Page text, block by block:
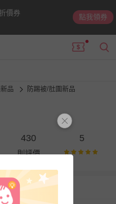
價券
點我領券
品 防踢被/肚圍新品
430
則評價
5